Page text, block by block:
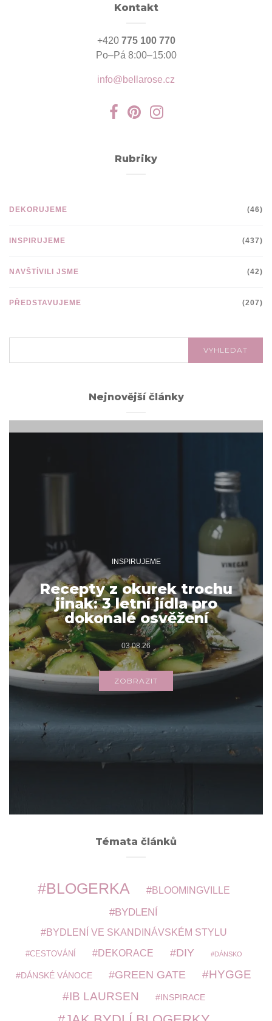
Kontakt
+420 775 100 770
Po–Pá 8:00–15:00
info@bellarose.cz
Rubriky
DEKORUJEME (46)
INSPIRUJEME (437)
NAVŠTÍVILI JSME (42)
PŘEDSTAVUJEME (207)
VYHLEDAT
Nejnovější články
INSPIRUJEME
Recepty z okurek trochu
jinak: 3 letní jídla pro
dokonalé osvěžení
03.08.26
ZOBRAZIT
Archivy
Témata článků
BLOGERKA BLOOMINGVILLE
BYDLENÍ
BYDLENÍ VE SKANDINÁVSKÉM STYLU
CESTOVÁNÍ DEKORACE DIY DÁNSKO
DÁNSKÉ VÁNOCE GREEN GATE HYGGE
IB LAURSEN INSPIRACE